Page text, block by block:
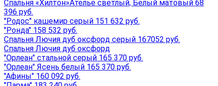
Спальня «Хилтон»Ателье светлый, Белый матовый 68
396 руб.
"Родос" кашемир серый 151 632 руб.
"Ронда" 158 532 руб.
Спальня Лючия дуб оксфорд серый 167052 руб.
Спальня Лючия дуб оксфорд
"Орлеан" стальной серый 165 370 руб.
"Орлеан" Ясень белый 165 370 руб.
"Афины" 160 092 руб.